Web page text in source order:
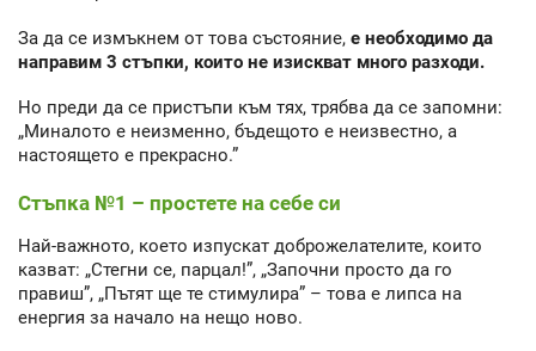
За да се измъкнем от това състояние, е необходимо да
направим 3 стъпки, които не изискват много разходи.
Но преди да се пристъпи към тях, трябва да се запомни:
„Миналото е неизменно, бъдещото е неизвестно, а
настоящето е прекрасно.”
Стъпка №1 – простете на себе си
Най-важното, което изпускат доброжелателите, които
казват: „Стегни се, парцал!”, „Започни просто да го
правиш”, „Пътят ще те стимулира” – това е липса на
енергия за начало на нещо ново.